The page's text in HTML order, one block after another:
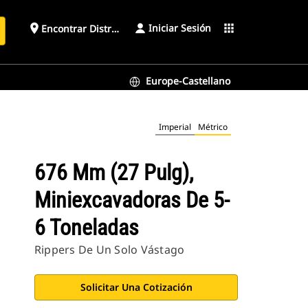
place Encontrar Distribuidor Iniciar Sesión apps
Europe-Castellano
Imperial Métrico
676 Mm (27 Pulg),
Miniexcavadoras De 5-
6 Toneladas
Rippers De Un Solo Vástago
Solicitar Una Cotización